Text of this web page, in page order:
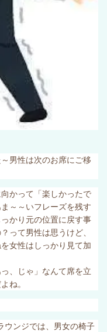
男性は次のお席にご移
かって「楽しかったで
～～いフレーズを残す
かり元の位置に戻す事
って男性は思うけど、
女性はしっかり見て加
、じゃ」なんて席を立
ね。
ウンジでは、男女の椅子